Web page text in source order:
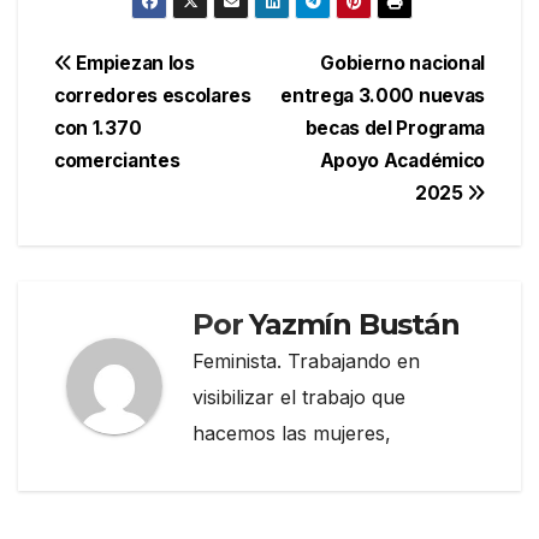
Navegación
de
entradas
Gobierno nacional
entrega 3.000 nuevas
becas del Programa
Apoyo Académico
2025
Empiezan los
corredores escolares
con 1.370
comerciantes
PorYazmín Bustán
Feminista. Trabajando en
visibilizar el trabajo que
hacemos las mujeres,